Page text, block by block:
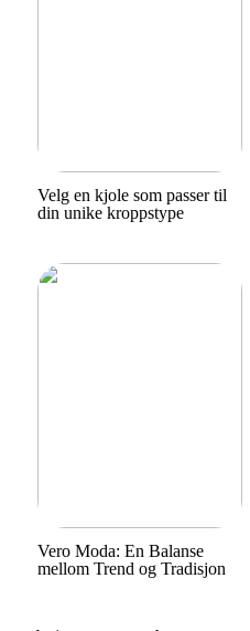
Velg en kjole som passer til
din unike kroppstype
Vero Moda: En Balanse
mellom Trend og Tradisjon